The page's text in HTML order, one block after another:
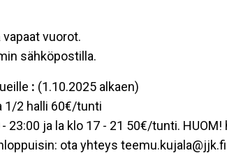
vuorot.
sähköpostilla.
: (1.10.2025 alkaen)
1/2 halli 60€/tunti
23:00 ja la klo 17 - 21 50€/tunti.
ota yhteys teemu.kujala@jjk.fi